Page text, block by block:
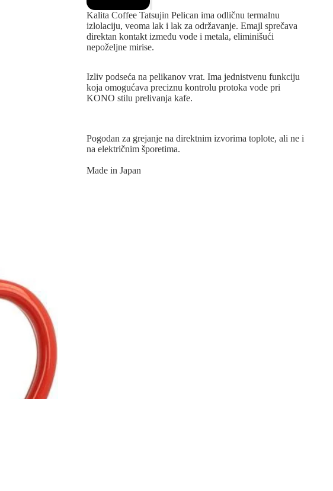
Kalita Coffee Tatsujin Pelican ima odličnu termalnu
izlolaciju, veoma lak i lak za održavanje. Emajl sprečava
direktan kontakt između vode i metala, eliminišući
nepoželjne mirise.
Izliv podseća na pelikanov vrat. Ima jednistvenu funkciju
koja omogućava preciznu kontrolu protoka vode pri
KONO stilu prelivanja kafe.
Pogodan za grejanje na direktnim izvorima toplote, ali ne i
na električnim šporetima.
Made in Japan